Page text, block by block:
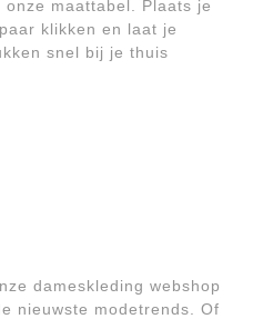
maattabel. Plaats je
klikken en laat je
snel bij je thuis
dameskleding webshop
nieuwste modetrends. Of